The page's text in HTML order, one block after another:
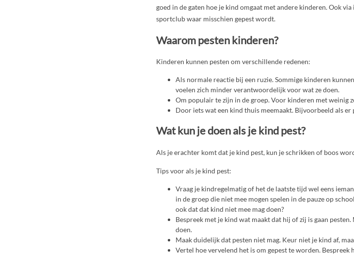
goed in de gaten hoe je kind omgaat met andere kinderen. Ook
sportclub waar misschien gepest wordt.
Waarom pesten kinderen?
Kinderen kunnen pesten om verschillende redenen:
Als normale reactie bij een ruzie. Sommige kinderen
voelen zich minder verantwoordelijk voor wat ze doen.
Om populair te zijn in de groep. Voor kinderen met weinig
Door iets wat een kind thuis meemaakt. Bijvoorbeeld als
Wat kun je doen als je kind pest?
Als je erachter komt dat je kind pest, kun je schrikken of boos
Tips voor als je kind pest:
Vraag je kindregelmatig of het de laatste tijd wel eens
in de groep die niet mee mogen spelen in de pauze op
ook dat dat kind niet mee mag doen?
Bespreek met je kind wat maakt dat hij of zij is gaan
doen.
Maak duidelijk dat pesten niet mag. Keur niet je kind af,
Vertel hoe vervelend het is om gepest te worden. Bespreek